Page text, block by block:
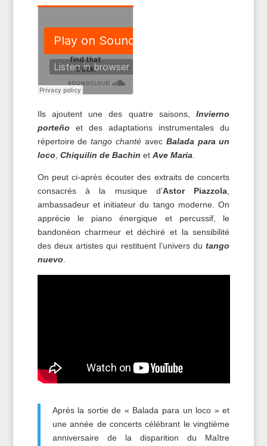
Ils ajoutent une des quatre saisons,Invierno
porteño et des adaptations instrumentales du
répertoire de tango chanté avec Balada para un
loco Chiquilin de Bachin et Ave Maria
On peut ci-après écouter des extraits de concerts
consacrés à la musique d’Astor Piazzola
ambassadeur et initiateur du tango moderne. On
apprécie le piano énergique et percussif, le
bandonéon charmeur et déchiré et la sensibilité
des deux artistes qui restituent l’univers dutango
nuevo
Après la sortie de « Balada para un loco » et
une année de concerts célébrant le vingtième
anniversaire de la disparition du Maître